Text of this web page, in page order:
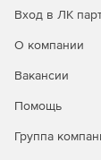
Вход в ЛК
О компании
Вакансии
Помощь
Группа